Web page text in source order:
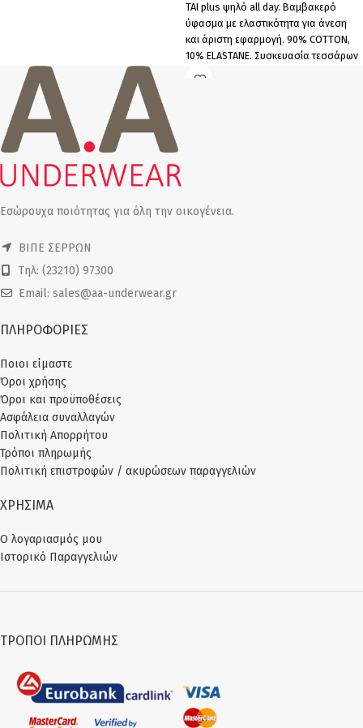
ΤΑΙ plus ψηλό all day. Βαμβακερό
ύφασμα με ελαστικότητα για άνεση
και άριστη εφαρμογή. 90% COTTON,
10% ELASTANΕ. Συσκευασία τεσσάρων
τεμαχίων (4 μαύρα).
Εσώρουχα ποιότητας για όλη την οικογένεια.
ΒΙΠΕ ΣΕΡΡΩΝ
Τηλ: (23210) 97300
Email: sales@aa-underwear.gr
ΠΛΗΡΟΦΟΡΙΕΣ
Ποιοι είμαστε
Όροι χρήσης
Όροι και προϋποθέσεις
Ασφάλεια συναλλαγών
Πολιτική Απορρήτου
Τρόποι πληρωμής
Πολιτική επιστροφών / ακυρώσεων παραγγελιών
ΧΡΗΣΙΜΑ
Ο λογαριασμός μου
Ιστορικό Παραγγελιών
ΤΡΌΠΟΙ ΠΛΗΡΩΜΉΣ